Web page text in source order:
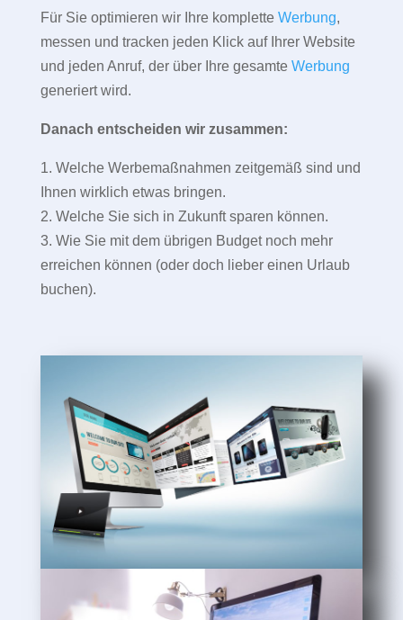
Für Sie optimieren wir Ihre komplette Werbung,
messen und tracken jeden Klick auf Ihrer Website
und jeden Anruf, der über Ihre gesamte Werbung
generiert wird.
Danach entscheiden wir zusammen:
1. Welche Werbemaßnahmen zeitgemäß sind und
Ihnen wirklich etwas bringen.
2. Welche Sie sich in Zukunft sparen können.
3. Wie Sie mit dem übrigen Budget noch mehr
erreichen können (oder doch lieber einen Urlaub
buchen).